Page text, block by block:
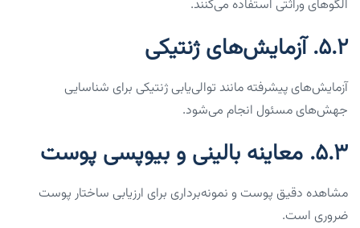
الگوهای وراثتی استفاده می‌کنند.
۵.۲. آزمایش‌های ژنتیکی
آزمایش‌های پیشرفته مانند توالی‌یابی ژنتیکی برای شناسایی
جهش‌های مسئول انجام می‌شود.
۵.۳. معاینه بالینی و بیوپسی پوست
مشاهده دقیق پوست و نمونه‌برداری برای ارزیابی ساختار پوست
ضروری است.